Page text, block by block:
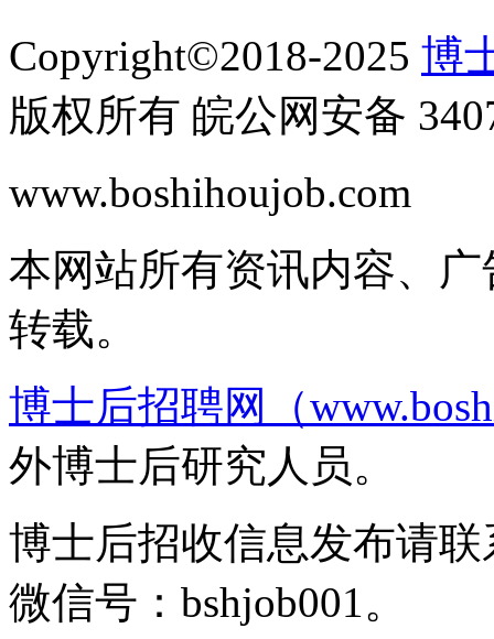
Copyright©2018-2025 博
版权所有 皖公网安备
www.boshihoujob.com
本网站所有资讯内容、
转载。
博士后招聘网（
外博士后研究人员。
博士后招收信息发布请联
微信号：bshjob001。